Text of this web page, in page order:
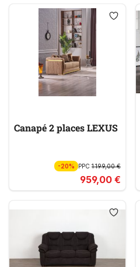
Canapé 2 places LEXUS
-20% PPC 1 199,00 €
959,00 €